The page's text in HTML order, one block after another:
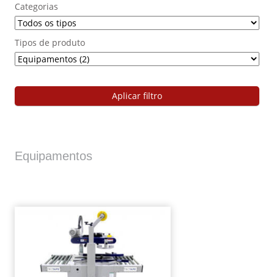
Categorias
Tipos de produto
Aplicar filtro
Equipamentos